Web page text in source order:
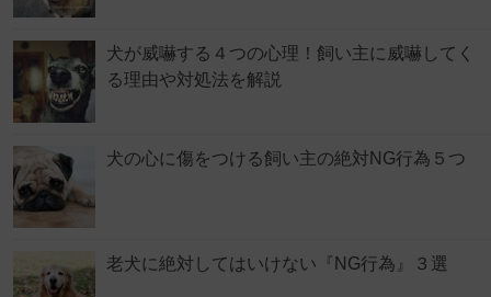
犬が威嚇する４つの心理！飼い主に威嚇してく
る理由や対処法を解説
犬の心に傷をつける飼い主の絶対NG行為５つ
老犬に絶対してはいけない『NG行為』３選